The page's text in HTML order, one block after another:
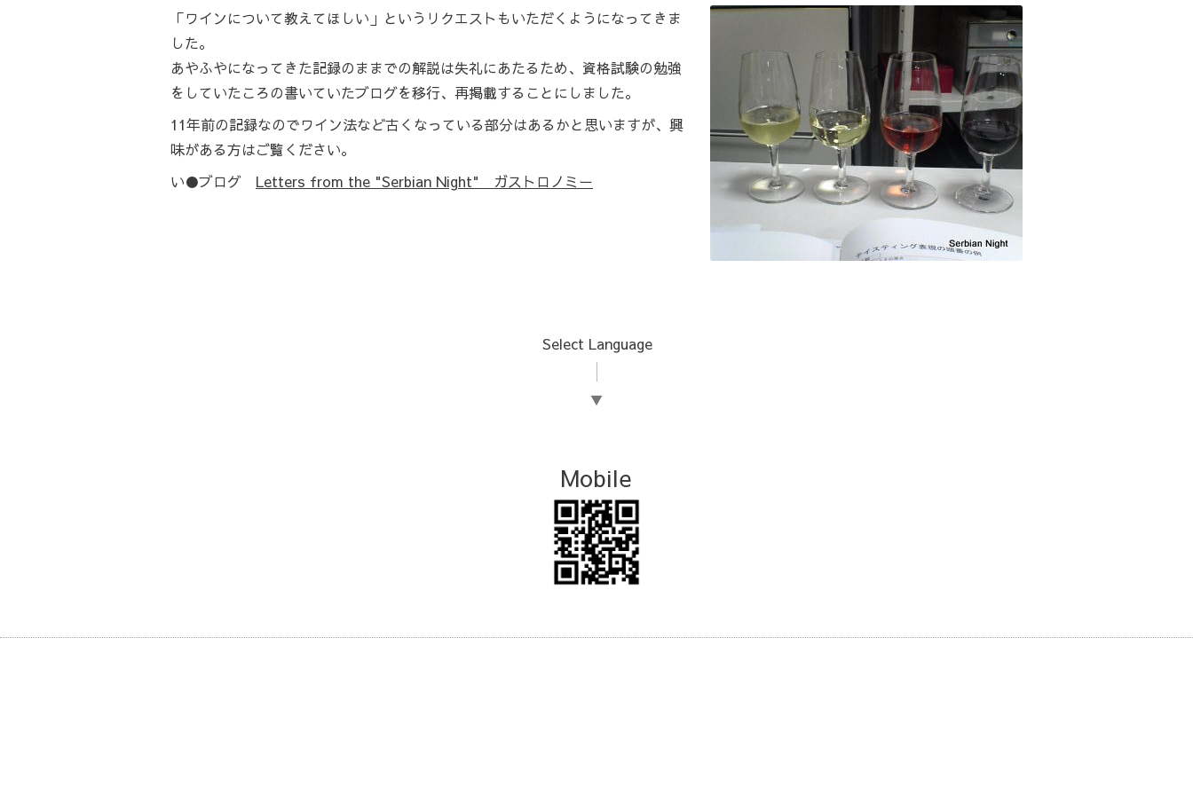
「ワインについて教えてほしい」というリクエストもいただくようになってきま
した。
あやふやになってきた記録のままでの解説は失礼にあたるため、資格試験の勉強
をしていたころの書いていたブログを移行、再掲載することにしました。
11年前の記録なのでワイン法など古くなっている部分はあるかと思いますが、興
味がある方はご覧ください。
い●ブログ Letters from the "Serbian Night" ガストロノミー
Select Language
▼
Mobile